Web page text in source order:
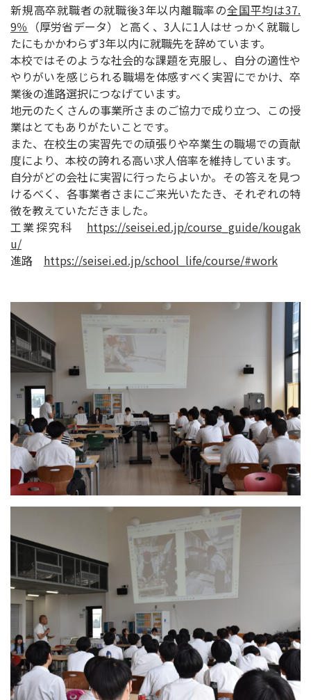
新規高卒就職者の就職後3年以内離職率の全国平均は37.
9％ （厚労省データ）と高く、3人に1人はせっかく就職し
たにもかかわらず3年以内に就職先を辞めています。
本校ではそのような社会的な課題を克服し、自分の適性や
やりがいを感じられる職場を体感すべく実習にでかけ、卒
業後の進路選択につなげています。
地元のたくさんの事業所さまのご協力で成り立つ、この授
業はとてもありがたいことです。
また、在校生の実習先での頑張りや卒業生の職場での貢献
度により、本校の誇れる高い求人倍率を維持しています。
自分がどの会社に実習に行ったらよいか。その答えを見つ
けるべく、各事業者さまにご来光いたたき、それぞれの特
徴を教えていただきました。
工業探究科 https://seisei.ed.jp/course_guide/kougak
u/
進路 https://seisei.ed.jp/school_life/course/#work